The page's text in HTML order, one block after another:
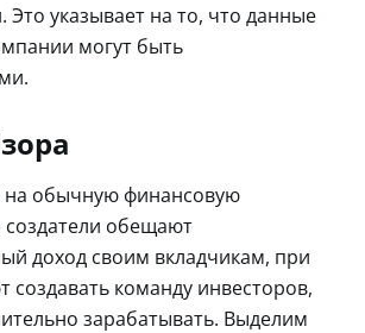
Это указывает на то, что данные
могут быть
на обычную финансовую
создатели обещают
доход своим вкладчикам, при
создавать команду инвесторов,
зарабатывать. Выделим